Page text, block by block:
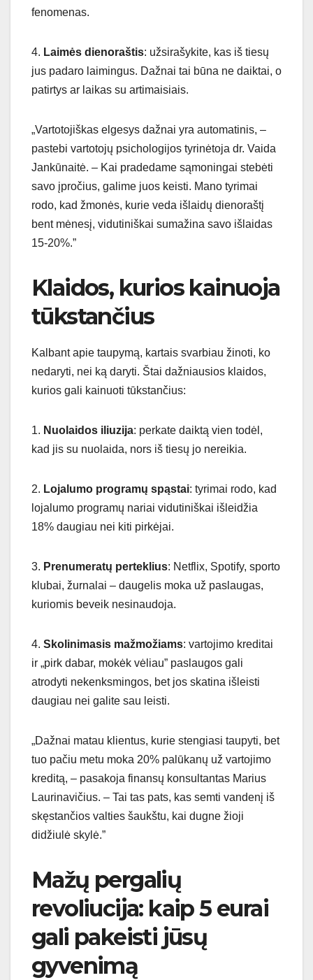
fenomenas.
4. Laimės dienoraštis: užsirašykite, kas iš tiesų
jus padaro laimingus. Dažnai tai būna ne daiktai, o
patirtys ar laikas su artimaisiais.
„Vartotojiškas elgesys dažnai yra automatinis, –
pastebi vartotojų psichologijos tyrinėtoja dr. Vaida
Jankūnaitė. – Kai pradedame sąmoningai stebėti
savo įpročius, galime juos keisti. Mano tyrimai
rodo, kad žmonės, kurie veda išlaidų dienoraštį
bent mėnesį, vidutiniškai sumažina savo išlaidas
15-20%.”
Klaidos, kurios kainuoja
tūkstančius
Kalbant apie taupymą, kartais svarbiau žinoti, ko
nedaryti, nei ką daryti. Štai dažniausios klaidos,
kurios gali kainuoti tūkstančius:
1. Nuolaidos iliuzija: perkate daiktą vien todėl,
kad jis su nuolaida, nors iš tiesų jo nereikia.
2. Lojalumo programų spąstai: tyrimai rodo, kad
lojalumo programų nariai vidutiniškai išleidžia
18% daugiau nei kiti pirkėjai.
3. Prenumeratų perteklius: Netflix, Spotify, sporto
klubai, žurnalai – daugelis moka už paslaugas,
kuriomis beveik nesinaudoja.
4. Skolinimasis mažmožiams: vartojimo kreditai
ir „pirk dabar, mokėk vėliau” paslaugos gali
atrodyti nekenksmingos, bet jos skatina išleisti
daugiau nei galite sau leisti.
„Dažnai matau klientus, kurie stengiasi taupyti, bet
tuo pačiu metu moka 20% palūkanų už vartojimo
kreditą, – pasakoja finansų konsultantas Marius
Laurinavičius. – Tai tas pats, kas semti vandenį iš
skęstančios valties šaukštu, kai dugne žioji
didžiulė skylė.”
Mažų pergalių
revoliucija: kaip 5 eurai
gali pakeisti jūsų
gyvenimą